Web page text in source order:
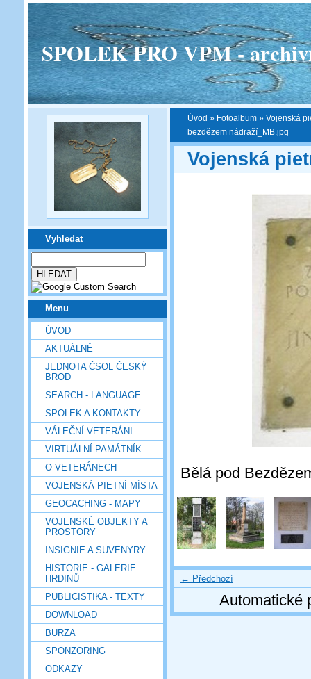
SPOLEK PRO VPM -
Vyhledat
Menu
ÚVOD
AKTUÁLNĚ
JEDNOTA ČSOL ČESKÝ
BROD
SEARCH - LANGUAGE
SPOLEK A KONTAKTY
VÁLEČNÍ VETERÁNI
VIRTUÁLNÍ PAMÁTNÍK
O VETERÁNECH
VOJENSKÁ PIETNÍ MÍSTA
GEOCACHING - MAPY
VOJENSKÉ OBJEKTY A
PROSTORY
INSIGNIE A SUVENYRY
HISTORIE - GALERIE
HRDINŮ
PUBLICISTIKA - TEXTY
DOWNLOAD
BURZA
SPONZORING
ODKAZY
Úvod » Fotoalbum » Vojenská
bezdězem nádraží_MB.jpg
Vojenská
Bělá pod
← Předchozí
Automatické